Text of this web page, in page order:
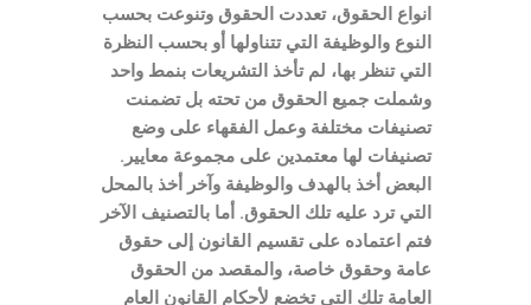
انواع الحقوق، تعددت الحقوق وتنوعت بحسب
النوع والوظيفة التي تتناولها أو بحسب النظرة
التي تنظر بها، لم تأخذ التشريعات بنمط واحد
وشملت جميع الحقوق من تحته بل تضمنت
تصنيفات مختلفة وعمل الفقهاء على وضع
تصنيفات لها معتمدين على مجموعة معايير.
البعض أخذ بالهدف والوظيفة وآخر أخذ بالمحل
التي ترد عليه تلك الحقوق. أما بالتصنيف الآخر
فتم اعتماده على تقسيم القانون إلى حقوق
عامة وحقوق خاصة، والمقصد من الحقوق
العامة تلك التي تخضع لأحكام القانون العام